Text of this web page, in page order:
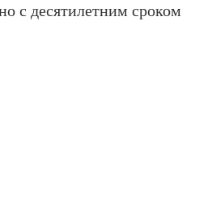
с десятилетним сроком